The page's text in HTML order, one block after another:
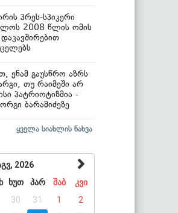
პრეს-სპიკერი
2008 წლის ომის
ენამ გაუსწრო აზრს
თუ რაიმეში არ
პატრიოტიზმია -
ბარამიძეზე
ყველა სიახლის ნახვა
2026
ხუთ პარ შაბ
კვი
30 31 1
2